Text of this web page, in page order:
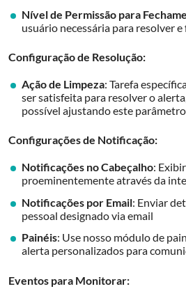
Nível de Permissão para
usuário necessária para resolver
Configuração de Resolução:
Ação de Limpeza: Tarefa
ser satisfeita para resolver o
possível ajustando este parâmetro
Configurações de Notificação:
Notificações no Cabeçalho:
proeminentemente através da
Notificações por Email: Enviar
pessoal designado via email
Painéis: Use nosso módulo de
alerta personalizados para
Eventos para Monitorar: